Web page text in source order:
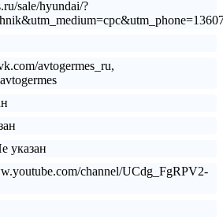
sale/hyundai/?
avtogermes_ru,
указан
channel/UCdg_FgRPV2-